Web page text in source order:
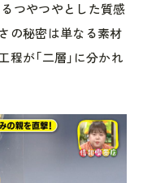
つやつやとした質感
の秘密は単なる素材
程が「二層」に分かれ